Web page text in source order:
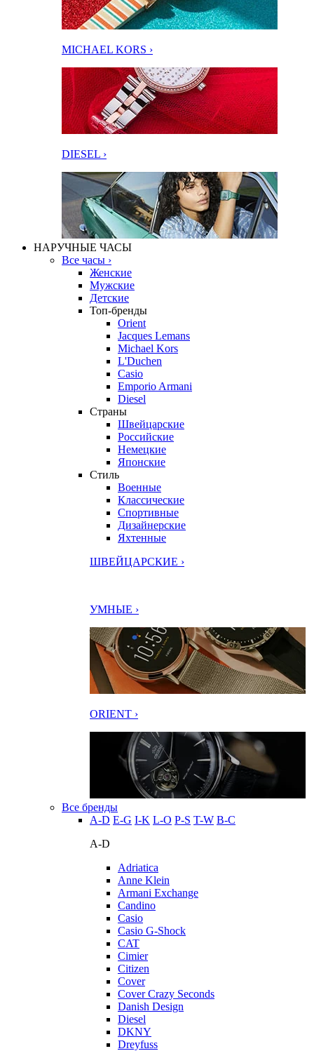
MICHAEL KORS ›
DIESEL ›
НАРУЧНЫЕ ЧАСЫ
Все часы ›
Женские
Мужские
Детские
Топ-бренды
Orient
Jacques Lemans
Michael Kors
L'Duchen
Casio
Emporio Armani
Diesel
Страны
Швейцарские
Российские
Немецкие
Японские
Стиль
Военные
Классические
Спортивные
Дизайнерские
Яхтенные
ШВЕЙЦАРСКИЕ ›
УМНЫЕ ›
ORIENT ›
Все бренды
A-D E-G I-K L-O P-S T-W В-С
A-D
Adriatica
Anne Klein
Armani Exchange
Candino
Casio
Casio G-Shock
CAT
Cimier
Citizen
Cover
Cover Crazy Seconds
Danish Design
Diesel
DKNY
Dreyfuss